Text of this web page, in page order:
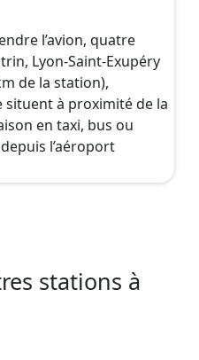
l’avion, quatre
Lyon-Saint-Exupéry
de la station),
situent à proximité de la
en taxi, bus ou
l’aéroport
stations à